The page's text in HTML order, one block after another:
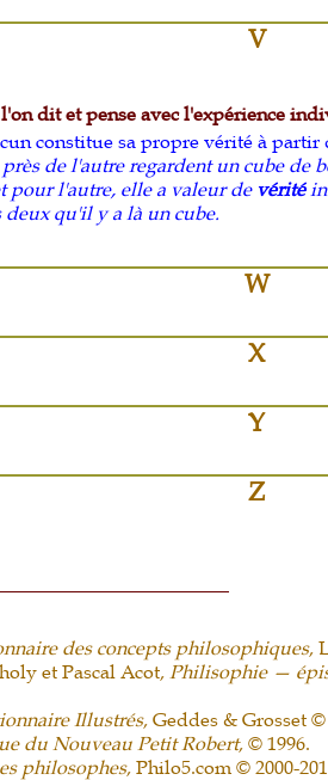
V
dit et pense avec l'expérience
constitue sa propre vérité à partir
de l'autre regardent un cube de
pour l'autre, elle a valeur de vérité
deux qu'il y a là un cube.
W
X
Y
Z
des concepts philosophiques,
et Pascal Acot, Philisophie —
Illustrés, Geddes & Grosset ©
du Nouveau Petit Robert, © 1996.
philosophes, Philo5.com © 2000-